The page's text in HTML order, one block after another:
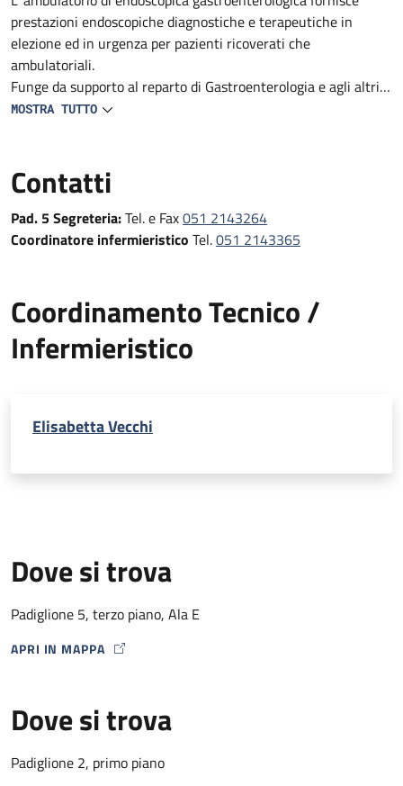
prestazioni endoscopiche diagnostiche e terapeutiche in
elezione ed in urgenza per pazienti ricoverati che
ambulatoriali.
Funge da supporto al reparto di Gastroenterologia e agli altri
reparti e DS del Policlinico (Medicine, Geriatrie, Oncologie,
Fornisce prestazioni endoscopiche diagnostiche e terapeutiche
in urgenza, in elezione e follow-up
MOSTRA TUTTO
Contatti
Pad. 5 Segreteria:Tel. e Fax051 2143264
Coordinatore infermieristico Tel.051 2143365
Coordinamento Tecnico /
Infermieristico
Elisabetta Vecchi
Dove si trova
Padiglione 5, terzo piano, Ala E
APRI IN MAPPA
MAP ICON
Dove si trova
Padiglione 2, primo piano